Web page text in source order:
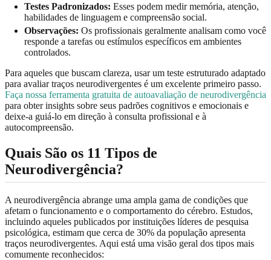
Testes Padronizados: Esses podem medir memória, atenção,
habilidades de linguagem e compreensão social.
Observações: Os profissionais geralmente analisam como você
responde a tarefas ou estímulos específicos em ambientes
controlados.
Para aqueles que buscam clareza, usar um teste estruturado adaptado
para avaliar traços neurodivergentes é um excelente primeiro passo.
Faça nossa ferramenta gratuita de autoavaliação de neurodivergência
para obter insights sobre seus padrões cognitivos e emocionais e
deixe-a guiá-lo em direção à consulta profissional e à
autocompreensão.
Quais São os 11 Tipos de
Neurodivergência?
A neurodivergência abrange uma ampla gama de condições que
afetam o funcionamento e o comportamento do cérebro. Estudos,
incluindo aqueles publicados por instituições líderes de pesquisa
psicológica, estimam que cerca de 30% da população apresenta
traços neurodivergentes. Aqui está uma visão geral dos tipos mais
comumente reconhecidos: